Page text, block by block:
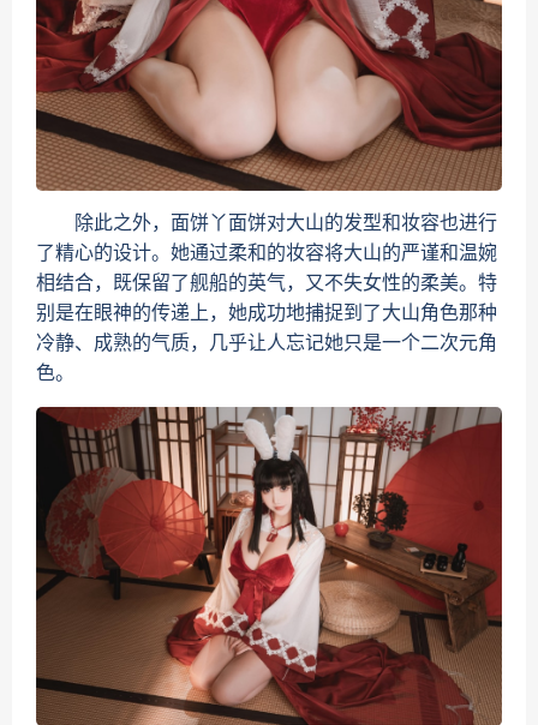
除此之外，面饼丫面饼对大山的发型和妆容也进行
了精心的设计。她通过柔和的妆容将大山的严谨和温婉
相结合，既保留了舰船的英气，又不失女性的柔美。特
别是在眼神的传递上，她成功地捕捉到了大山角色那种
冷静、成熟的气质，几乎让人忘记她只是一个二次元角
色。